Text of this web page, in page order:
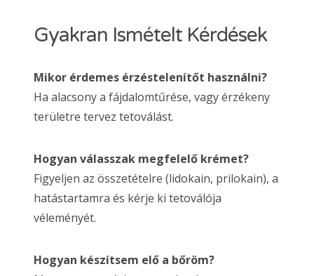
Gyakran Ismételt Kérdések
Mikor érdemes érzéstelenítőt használni?
Ha alacsony a fájdalomtűrése, vagy érzékeny
területre tervez tetoválást.
Hogyan válasszak megfelelő krémet?
Figyeljen az összetételre (lidokain, prilokain), a
hatástartamra és kérje ki tetoválója
véleményét.
Hogyan készítsem elő a bőröm?